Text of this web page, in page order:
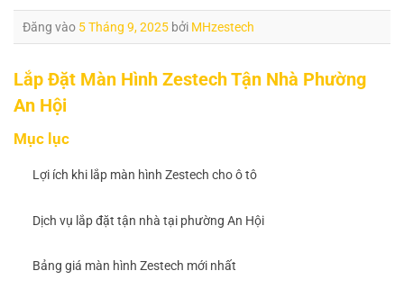
Đăng vào 5 Tháng 9, 2025 bởi MHzestech
Lắp Đặt Màn Hình Zestech Tận Nhà Phường
An Hội
Mục lục
Lợi ích khi lắp màn hình Zestech cho ô tô
Dịch vụ lắp đặt tận nhà tại phường An Hội
Bảng giá màn hình Zestech mới nhất